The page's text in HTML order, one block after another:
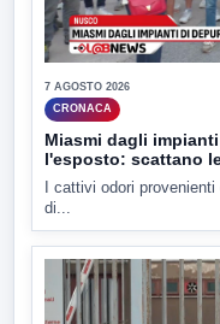
7 AGOSTO 2026
CRONACA
Miasmi dagli
l'esposto: scattano
I cattivi odori
di...